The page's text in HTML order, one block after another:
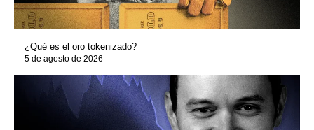
¿Qué es el oro tokenizado?
5 de agosto de 2026